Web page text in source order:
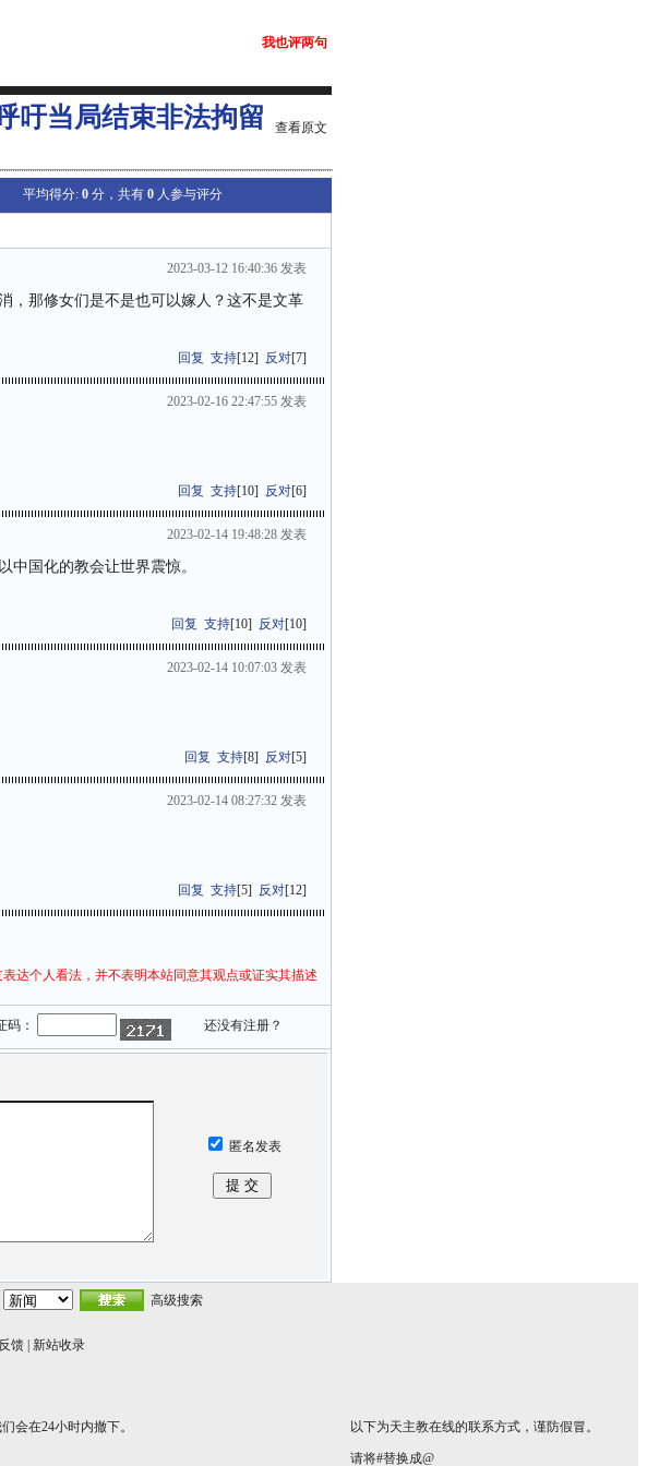
我也评两句
吁当局结束非法拘留 查看原文
平均得分: 0 分，共有 0 人参与评分
2023-03-12 16:40:36 发表
，那修女们是不是也可以嫁人？这不是文革
回复 支持[12] 反对[7]
2023-02-16 22:47:55 发表
回复 支持[10] 反对[6]
2023-02-14 19:48:28 发表
中国化的教会让世界震惊。
回复 支持[10] 反对[10]
2023-02-14 10:07:03 发表
回复 支持[8] 反对[5]
2023-02-14 08:27:32 发表
回复 支持[5] 反对[12]
表达个人看法，并不表明本站同意其观点或证实其描述
码： 还没有注册？
匿名发表
高级搜索
馈 新站收录
会在24小时内撤下。 以下为天主教在线的联系方式，谨防假冒。
请将#替换成@